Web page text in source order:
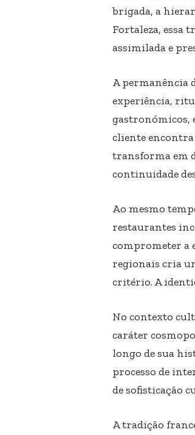
brigada, a
Fortaleza, essa
assimilada e
A permanência
experiência,
gastronómicos,
cliente encontra
transforma em
continuidade
Ao mesmo
restaurantes
comprometer a
regionais cria
critério. A
No contexto
caráter
longo de sua
processo de
de sofisticação
A tradição